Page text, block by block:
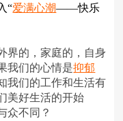
“爱满心潮――快乐
界的，家庭的，自身
我们的心情是抑郁
我们的工作和生活有
美好生活的开始
众不同？